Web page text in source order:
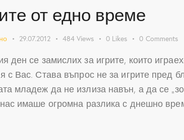
от едно време
29.07.2012 484 Views 0 Likes 0 Comments
ден се замислих за игрите, които
с Вас. Става въпрос не за игрите пред
младеж да не излиза навън, а да се
имаше огромна разлика с днешно